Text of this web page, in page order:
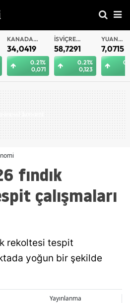
İSVIÇRE
FRANKI
58,7291
0.21%
0,123
YUAN
OFFSHORE
7,0715
0.23%
0,016
YUAN
7,0706
fındık
çalışmaları
rekoltesi tespit
yoğun bir şekilde
Yayınlanma